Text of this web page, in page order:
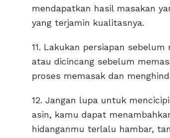
mendapatkan hasil masakan
yang terjamin kualitasnya.
11. Lakukan persiapan
atau dicincang sebelum
proses memasak dan
12. Jangan lupa untuk
asin, kamu dapat
hidanganmu terlalu hambar,